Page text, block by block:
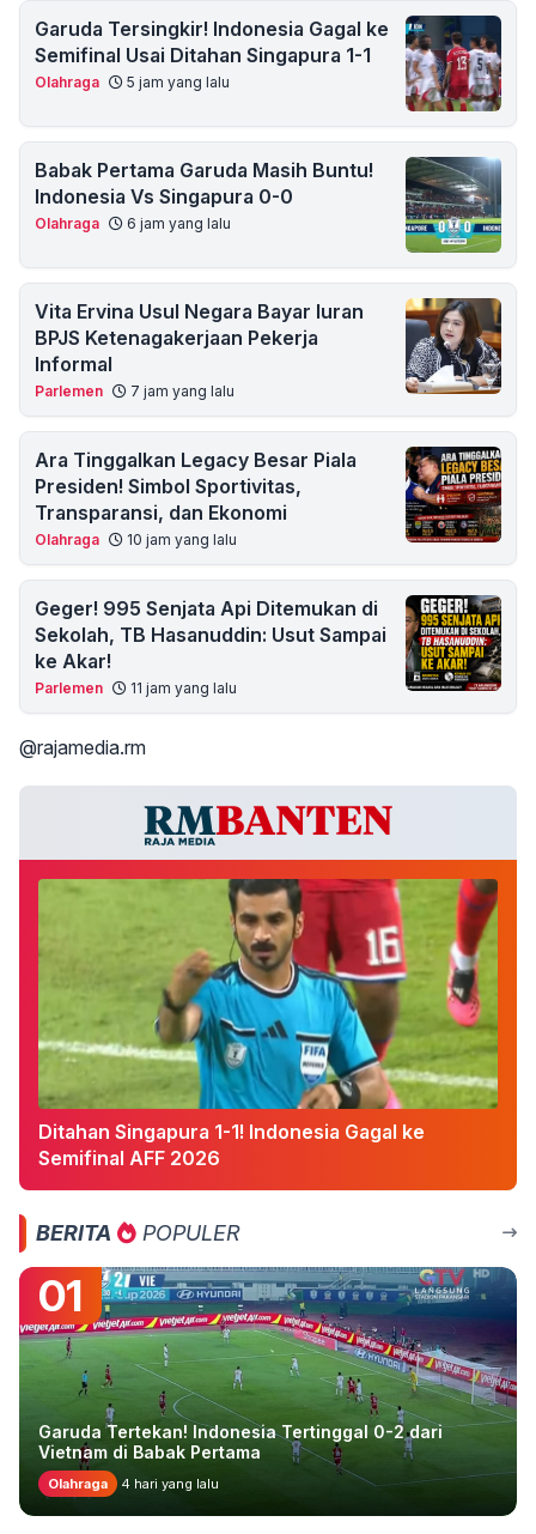
Garuda Tersingkir! Indonesia Gagal ke
Semifinal Usai Ditahan Singapura 1-1
Olahraga 5 jam yang lalu
Babak Pertama Garuda Masih Buntu!
Indonesia Vs Singapura 0-0
Olahraga 6 jam yang lalu
Vita Ervina Usul Negara Bayar Iuran
BPJS Ketenagakerjaan Pekerja
Informal
Parlemen 7 jam yang lalu
Ara Tinggalkan Legacy Besar Piala
Presiden! Simbol Sportivitas,
Transparansi, dan Ekonomi
Olahraga 10 jam yang lalu
Geger! 995 Senjata Api Ditemukan di
Sekolah, TB Hasanuddin: Usut Sampai
ke Akar!
Parlemen 11 jam yang lalu
@rajamedia.rm
Ditahan Singapura 1-1! Indonesia Gagal ke
Semifinal AFF 2026
BERITA POPULER
01
Garuda Tertekan! Indonesia Tertinggal 0-2 dari
Vietnam di Babak Pertama
Olahraga 4 hari yang lalu